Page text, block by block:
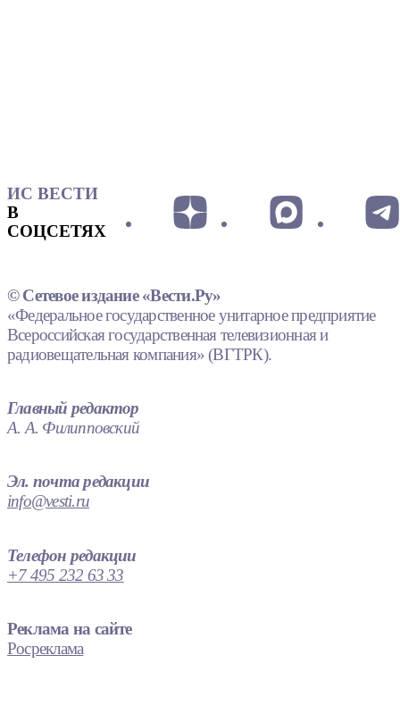
ИС ВЕСТИ
В
СОЦСЕТЯХ
© Сетевое издание «Вести.Ру»
«Федеральное государственное унитарное предприятие
Всероссийская государственная телевизионная и
радиовещательная компания» (ВГТРК).
Главный редактор
А. А. Филипповский
Эл. почта редакции
info@vesti.ru
Телефон редакции
+7 495 232 63 33
Реклама на сайте
Росреклама